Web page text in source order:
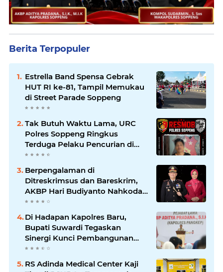
Berita Terpopuler
Estrella Band Spensa Gebrak
HUT RI ke-81, Tampil Memukau
di Street Parade Soppeng
Tak Butuh Waktu Lama, URC
Polres Soppeng Ringkus
Terduga Pelaku Pencurian di
Liliriaja
Berpengalaman di
Ditreskrimsus dan Bareskrim,
AKBP Hari Budiyanto Nahkodai
Polres Soppeng
Di Hadapan Kapolres Baru,
Bupati Suwardi Tegaskan
Sinergi Kunci Pembangunan
Soppeng
RS Adinda Medical Center Kaji